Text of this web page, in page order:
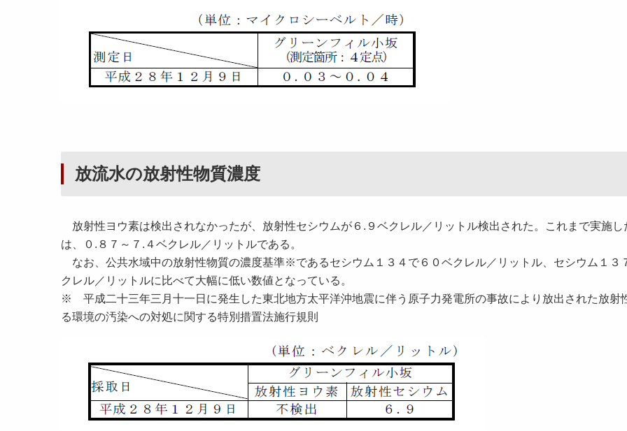
放流水の放射性物質濃度
放射性ヨウ素は検出されなかったが、放射性セシウムが６.９ベクレル／リットル検出された。これまで実施し
は、０.８７～７.４ベクレル／リットルである。
なお、公共水域中の放射性物質の濃度基準※であるセシウム１３４で６０ベクレル／リットル、セシウム１３
クレル／リットルに比べて大幅に低い数値となっている。
※ 平成二十三年三月十一日に発生した東北地方太平洋沖地震に伴う原子力発電所の事故により放出された放射
る環境の汚染への対処に関する特別措置法施行規則